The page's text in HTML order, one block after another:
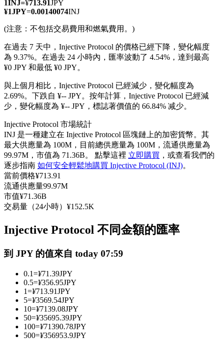
USDC永續
多種以USDC結算的永續合約
跟單
與頂尖交易專家同行
成為跟單交易員
1INJ=¥713.91JPY
¥1JPY=0.00140074INJ
(注意：不包括交易費用和燃氣費用。)
在過去 7 天中，Injective Protocol 的價格已經下降，變化幅度
為 9.37%。 在過去 24 小時內，匯率波動了 4.54%，達到最高
¥0 JPY 和最低 ¥0 JPY。
與上個月相比，Injective Protocol 已經減少，變化幅度為
2.69%。下跌自 ¥-- JPY。 按年計算，Injective Protocol 已經減
少，變化幅度為 ¥-- JPY，標誌著價值的 66.84% 减少。
Injective Protocol 市場統計
INJ 是一種建立在 Injective Protocol 區塊鏈上的加密貨幣。其
最大供應量為 100M，目前總供應量為 100M，流通供應量為
99.97M，市值為 71.36B。 點擊這裡 立即購買 ，或查看我們的
逐步指南 如何安全輕鬆地購買 Injective Protocol (INJ)。
當前價格¥713.91
流通供應量99.97M
市值¥71.36B
交易量（24小時） ¥152.5K
Injective Protocol 不同金額的匯率
到 JPY 的值來自 today 07:59
0.1=¥71.39JPY
0.5=¥356.95JPY
1=¥713.91JPY
5=¥3569.54JPY
10=¥7139.08JPY
50=¥35695.39JPY
100=¥71390.78JPY
500=¥356953.9JPY